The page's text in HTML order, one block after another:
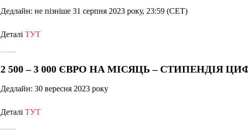
Дедлайн: не пізніше 31 серпня 2023 року, 23:59 (CET)
Деталі ТУТ
2 500 – 3 000 ЄВРО НА МІСЯЦЬ – СТИПЕНДІЯ
Дедлайн: 30 вересня 2023 року
Деталі ТУТ